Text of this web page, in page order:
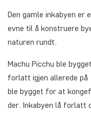
Den gamle inkabyen er
evne til å konstruere
naturen rundt.
Machu Picchu ble
forlatt igjen allerede på
ble bygget for at
der. Inkabyen lå forlatt